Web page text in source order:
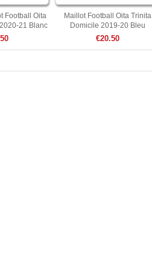
Football Oita
21 Blanc
Maillot Football Oita Trinita
Domicile 2019-20 Bleu
€20.50